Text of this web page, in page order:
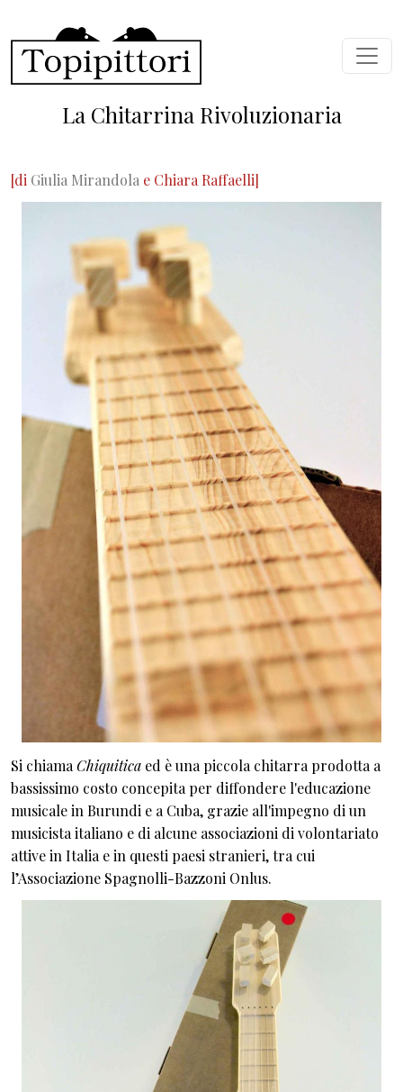
La Chitarrina Rivoluzionaria
[di Giulia Mirandola e Chiara Raffaelli]
Si chiama Chiquitica ed è una piccola chitarra prodotta a
bassissimo costo concepita per diffondere l'educazione
musicale in Burundi e a Cuba, grazie all'impegno di un
musicista italiano e di alcune associazioni di volontariato
attive in Italia e in questi paesi stranieri, tra cui
l’Associazione Spagnolli-Bazzoni Onlus.